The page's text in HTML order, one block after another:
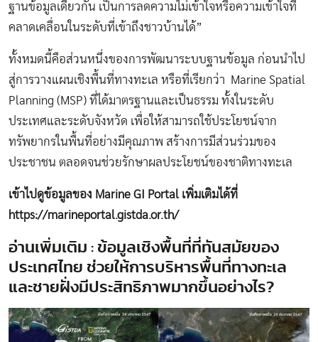
ฐานข้อมูลเดียวกัน เป็นการลดความไม่เข้าใจหรือความเข้าใจที่
คลาดเคลื่อนในระดับที่เข้าถึงชาวบ้านได้”
ทั้งหมดนี้คือส่วนหนึ่งของการพัฒนาระบบฐานข้อมูล ก่อนนำไป
สู่การวางแผนเชิงพื้นที่ทางทะเล หรือที่เรียกว่า
Marine Spatial
Planning (MSP) ที่ได้มาตรฐานและเป็นธรรม ทั้งในระดับ
ประเทศและระดับจังหวัด เพื่อให้สามารถใช้ประโยชน์จาก
ทรัพยากรในพื้นที่อย่างมีคุณภาพ สร้างการมีส่วนร่วมของ
ประชาชน ตลอดจนช่วยรักษาผลประโยชน์ของชาติทางทะเล
เข้าไปดูข้อมูลของ Marine GI Portal เพิ่มเติมได้ที่
https://marineportal.gistda.or.th/
อ่านเพิ่มเติม :ข้อมูลเชิงพื้นที่ที่ทันสมัยของ
ประเทศไทย ช่วยให้การบริหารพื้นที่ทางทะเล
และชายฝั่งมีประสิทธิภาพมากขึ้นอย่างไร?